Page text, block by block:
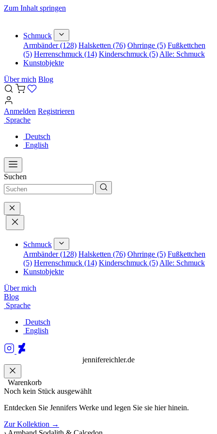
Zum Inhalt springen
Schmuck
Armbänder (128) Halsketten (76) Ohrringe (5) Fußkettchen
(5) Herrenschmuck (14) Kinderschmuck (5) Alle: Schmuck
Kunstobjekte
Über mich Blog
Anmelden Registrieren
Sprache
Deutsch
English
Suchen
Schmuck
Armbänder (128) Halsketten (76) Ohrringe (5) Fußkettchen
(5) Herrenschmuck (14) Kinderschmuck (5) Alle: Schmuck
Kunstobjekte
Über mich
Blog
Sprache
Deutsch
English
jennifereichler.de
Warenkorb
Noch kein Stück ausgewählt
Entdecken Sie Jennifers Werke und legen Sie sie hier hinein.
Zur Kollektion →